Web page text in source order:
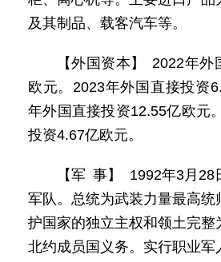
及其制品、载客汽车等。
【外国资本】 2022年
欧元。2023年外国直接投资
年外国直接投资12.55亿欧元
投资4.67亿欧元。
【军 事】 1992年3月28
军队。总统为武装力量最高统
护国家的独立主权和领土完整
北约成员国义务。实行职业军